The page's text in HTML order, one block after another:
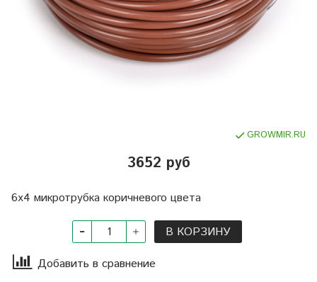
GROWMIR.RU
3652 руб
6х4 микротрубка коричневого цвета
В КОРЗИНУ
Добавить в сравнение